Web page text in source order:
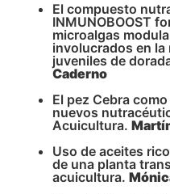
El compuesto
INMUNOBOOST
microalgas
involucrados en la
juveniles de
Caderno
El pez Cebra
nuevos
Acuicultura.
Uso de aceites
de una planta
acuicultura.